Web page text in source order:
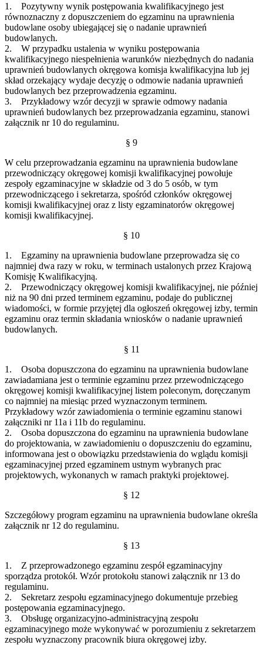
1. Pozytywny wynik postępowania kwalifikacyjnego jest
równoznaczny z dopuszczeniem do egzaminu na uprawnienia
budowlane osoby ubiegającej się o nadanie uprawnień
budowlanych.
2. W przypadku ustalenia w wyniku postępowania
kwalifikacyjnego niespełnienia warunków niezbędnych do nadania
uprawnień budowlanych okręgowa komisja kwalifikacyjna lub jej
skład orzekający wydaje decyzję o odmowie nadania uprawnień
budowlanych bez przeprowadzenia egzaminu.
3. Przykładowy wzór decyzji w sprawie odmowy nadania
uprawnień budowlanych bez przeprowadzania egzaminu, stanowi
załącznik nr 10 do regulaminu.
§ 9
W celu przeprowadzania egzaminu na uprawnienia budowlane
przewodniczący okręgowej komisji kwalifikacyjnej powołuje
zespoły egzaminacyjne w składzie od 3 do 5 osób, w tym
przewodniczącego i sekretarza, spośród członków okręgowej
komisji kwalifikacyjnej oraz z listy egzaminatorów okręgowej
komisji kwalifikacyjnej.
§ 10
1. Egzaminy na uprawnienia budowlane przeprowadza się co
najmniej dwa razy w roku, w terminach ustalonych przez Krajową
Komisję Kwalifikacyjną.
2. Przewodniczący okręgowej komisji kwalifikacyjnej, nie później
niż na 90 dni przed terminem egzaminu, podaje do publicznej
wiadomości, w formie przyjętej dla ogłoszeń okręgowej izby, termin
egzaminu oraz termin składania wniosków o nadanie uprawnień
budowlanych.
§ 11
1. Osoba dopuszczona do egzaminu na uprawnienia budowlane
zawiadamiana jest o terminie egzaminu przez przewodniczącego
okręgowej komisji kwalifikacyjnej listem poleconym, doręczanym
co najmniej na miesiąc przed wyznaczonym terminem.
Przykładowy wzór zawiadomienia o terminie egzaminu stanowi
załączniki nr 11a i 11b do regulaminu.
2. Osoba dopuszczona do egzaminu na uprawnienia budowlane
do projektowania, w zawiadomieniu o dopuszczeniu do egzaminu,
informowana jest o obowiązku przedstawienia do wglądu komisji
egzaminacyjnej przed egzaminem ustnym wybranych prac
projektowych, wykonanych w ramach praktyki projektowej.
§ 12
Szczegółowy program egzaminu na uprawnienia budowlane określa
załącznik nr 12 do regulaminu.
§ 13
1. Z przeprowadzonego egzaminu zespół egzaminacyjny
sporządza protokół. Wzór protokołu stanowi załącznik nr 13 do
regulaminu.
2. Sekretarz zespołu egzaminacyjnego dokumentuje przebieg
postępowania egzaminacyjnego.
3. Obsługę organizacyjno-administracyjną zespołu
egzaminacyjnego może wykonywać w porozumieniu z sekretarzem
zespołu wyznaczony pracownik biura okręgowej izby.